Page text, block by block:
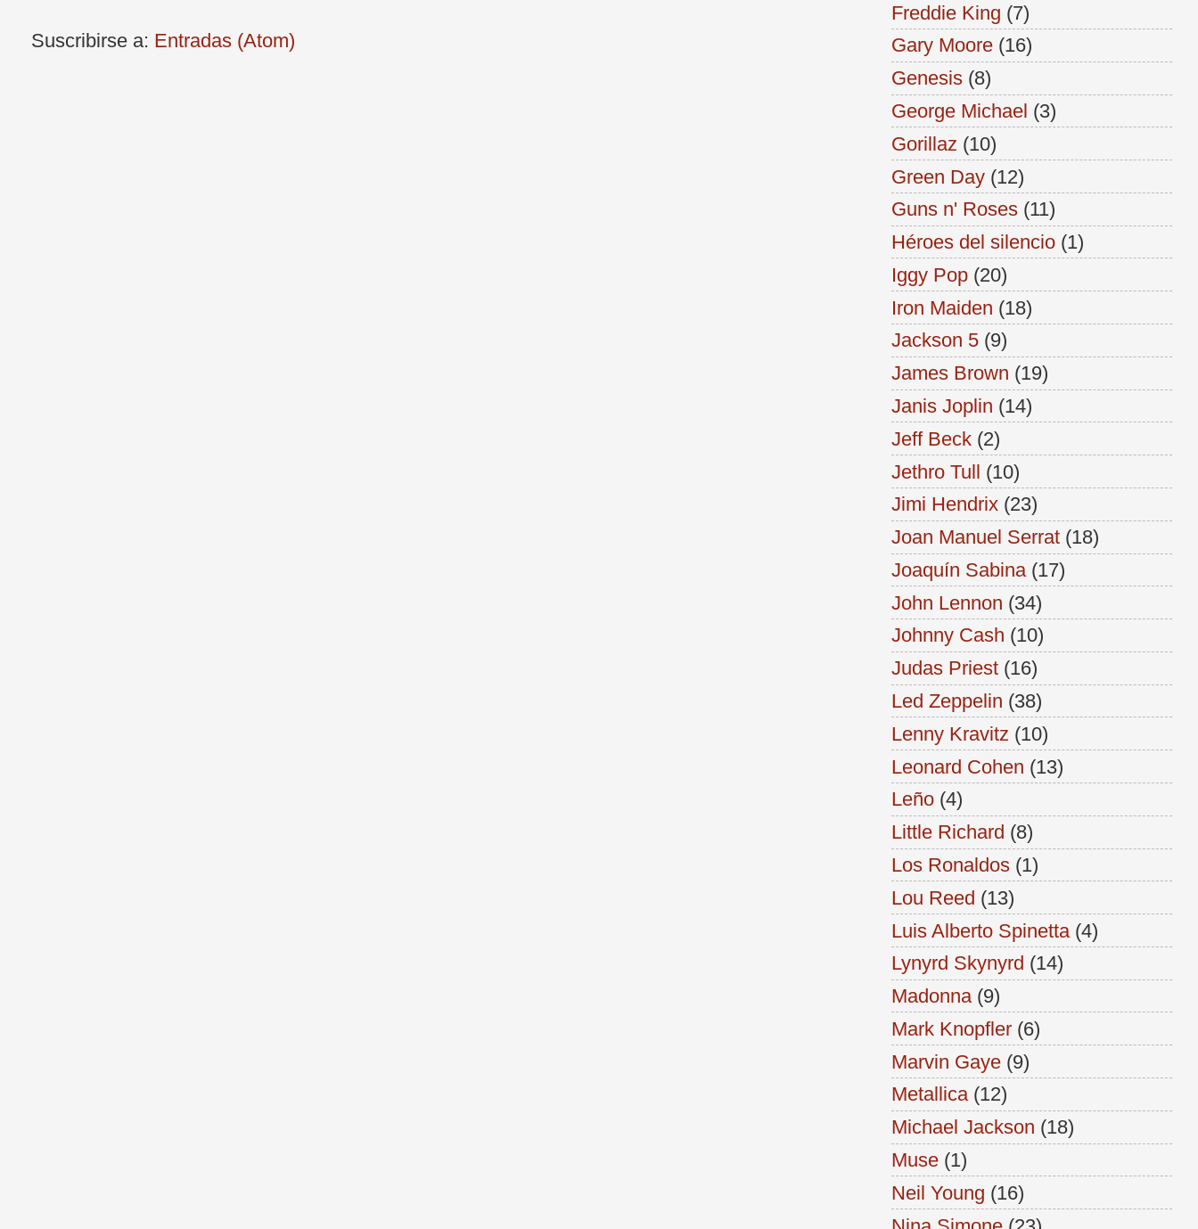
Suscribirse a: Entradas (Atom)
Freddie King (7)
Gary Moore (16)
Genesis (8)
George Michael (3)
Gorillaz (10)
Green Day (12)
Guns n' Roses (11)
Héroes del silencio (1)
Iggy Pop (20)
Iron Maiden (18)
Jackson 5 (9)
James Brown (19)
Janis Joplin (14)
Jeff Beck (2)
Jethro Tull (10)
Jimi Hendrix (23)
Joan Manuel Serrat (18)
Joaquín Sabina (17)
John Lennon (34)
Johnny Cash (10)
Judas Priest (16)
Led Zeppelin (38)
Lenny Kravitz (10)
Leonard Cohen (13)
Leño (4)
Little Richard (8)
Los Ronaldos (1)
Lou Reed (13)
Luis Alberto Spinetta (4)
Lynyrd Skynyrd (14)
Madonna (9)
Mark Knopfler (6)
Marvin Gaye (9)
Metallica (12)
Michael Jackson (18)
Muse (1)
Neil Young (16)